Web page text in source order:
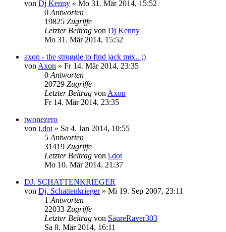
von Dj Kenny » Mo 31. Mär 2014, 15:52
0 Antworten
19825 Zugriffe
Letzter Beitrag von Dj Kenny
Mo 31. Mär 2014, 15:52
axon - the struggle to find jack mix.. ;)
von Axon » Fr 14. Mär 2014, 23:35
0 Antworten
20729 Zugriffe
Letzter Beitrag von Axon
Fr 14. Mär 2014, 23:35
twonezero
von i.dot » Sa 4. Jan 2014, 10:55
5 Antworten
31419 Zugriffe
Letzter Beitrag von i.dot
Mo 10. Mär 2014, 21:37
DJ. SCHATTENKRIEGER
von Dj. Schattenkrieger» Mi 19. Sep 2007, 23:11
1 Antworten
22033 Zugriffe
Letzter Beitrag von SäureRaver303
Sa 8. Mär 2014, 16:11